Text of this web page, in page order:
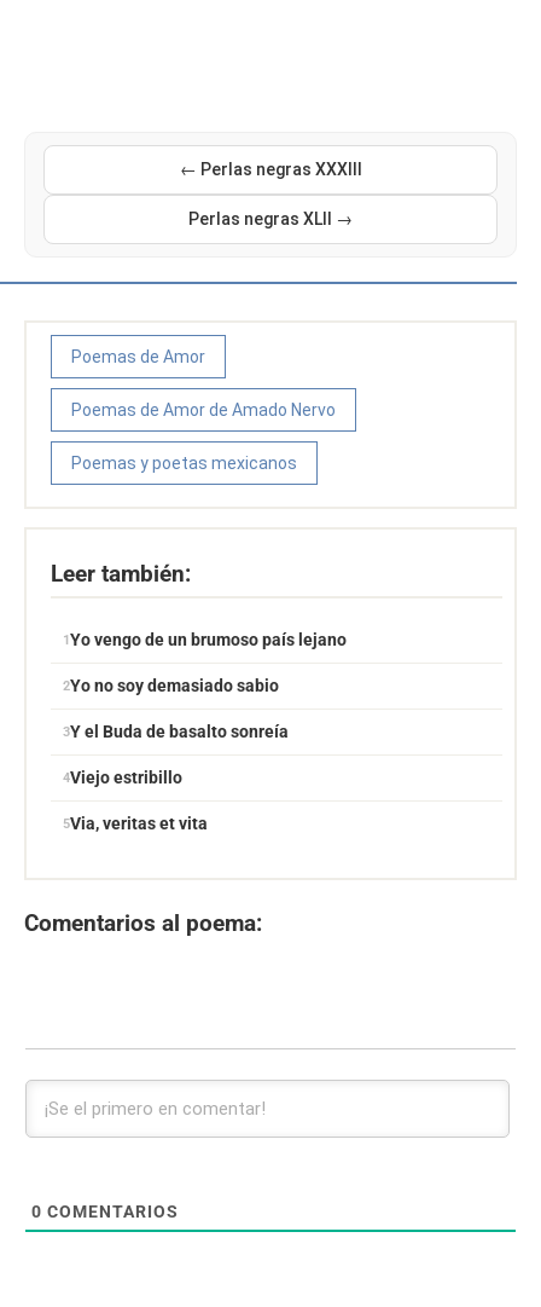
← Perlas negras XXXIII
Perlas negras XLII →
Poemas de Amor
Poemas de Amor de Amado Nervo
Poemas y poetas mexicanos
Leer también:
Yo vengo de un brumoso país lejano
Yo no soy demasiado sabio
Y el Buda de basalto sonreía
Viejo estribillo
Via, veritas et vita
Comentarios al poema:
0 COMENTARIOS